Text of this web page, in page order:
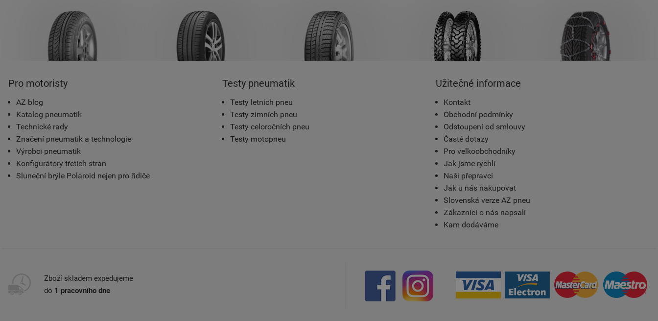
Pro motoristy
AZ blog
Katalog pneumatik
Technické rady
Značení pneumatik a technologie
Výrobci pneumatik
Konfigurátory třetích stran
Sluneční brýle Polaroid nejen pro řidiče
Testy pneumatik
Testy letních pneu
Testy zimních pneu
Testy celoročních pneu
Testy motopneu
Užitečné informace
Kontakt
Obchodní podmínky
Odstoupení od smlouvy
Časté dotazy
Pro velkoobchodníky
Jak jsme rychlí
Naši přepravci
Jak u nás nakupovat
Slovenská verze AZ pneu
Zákazníci o nás napsali
Kam dodáváme
Zboží skladem expedujeme
do 1 pracovního dne